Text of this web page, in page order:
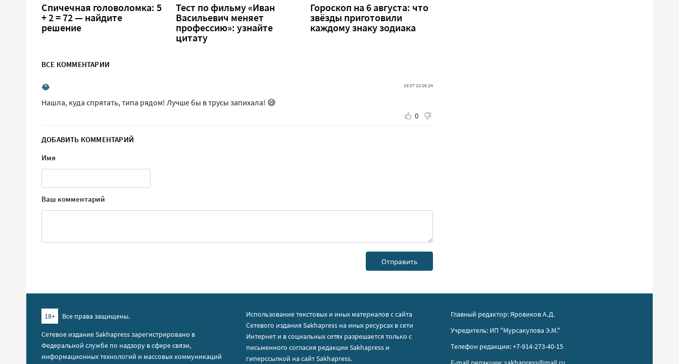
Спичечная головоломка: 5
+ 2 = 72 — найдите
решение
Тест по фильму «Иван
Васильевич меняет
профессию»: узнайте
цитату
Гороскоп на 6 августа: что
звёзды приготовили
каждому знаку зодиака
ВСЕ КОММЕНТАРИИ
😂 19:37 10.09.24
Нашла, куда спрятать, типа рядом! Лучше бы в трусы запихала! 😅
0
ДОБАВИТЬ КОММЕНТАРИЙ
Имя
Ваш комментарий
18+
Все права защищены.
Сетевое издание Sakhapress зарегистрировано в
Федеральной службе по надзору в сфере связи,
информационных технологий и массовых коммуникаций
Использование текстовых и иных материалов с сайта
Сетевого издания Sakhapress на иных ресурсах в сети
Интернет и в социальных сетях разрешается только с
письменного согласия редакции Sakhapress и
гиперссылкой на сайт Sakhapress.
Главный редактор: Яровиков А.Д.
Учредитель: ИП "Мурсакулова Э.М."
Телефон редакции: +7-914-273-40-15